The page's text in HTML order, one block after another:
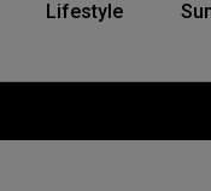
Lifestyle